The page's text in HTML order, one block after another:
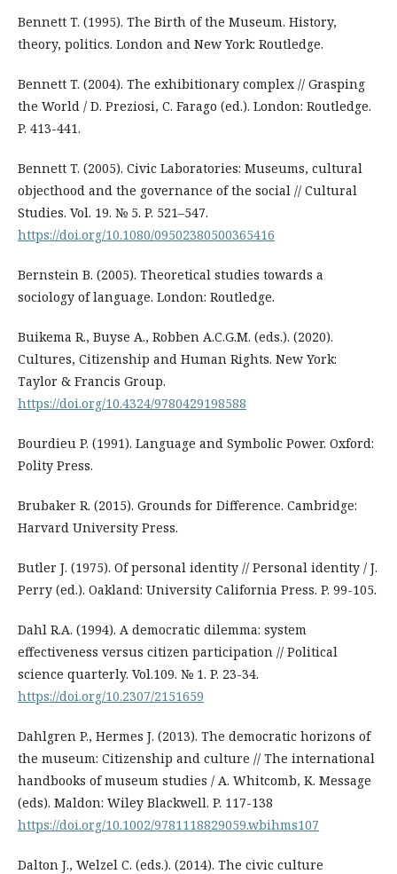
Bennett T. (1995). The Birth of the Museum. History,
theory, politics. London and New York: Routledge.
Bennett T. (2004). The exhibitionary complex // Grasping
the World / D. Preziosi, C. Farago (ed.). London: Routledge.
P. 413-441.
Bennett T. (2005). Civic Laboratories: Museums, cultural
objecthood and the governance of the social // Cultural
Studies. Vol. 19. № 5. P. 521–547.
https://doi.org/10.1080/09502380500365416
Bernstein B. (2005). Theoretical studies towards a
sociology of language. London: Routledge.
Buikema R., Buyse A., Robben A.C.G.M. (eds.). (2020).
Cultures, Citizenship and Human Rights. New York:
Taylor & Francis Group.
https://doi.org/10.4324/9780429198588
Bourdieu P. (1991). Language and Symbolic Power. Oxford:
Polity Press.
Brubaker R. (2015). Grounds for Difference. Cambridge:
Harvard University Press.
Butler J. (1975). Of personal identity // Personal identity / J.
Perry (ed.). Oakland: University California Press. P. 99-105.
Dahl R.A. (1994). A democratic dilemma: system
effectiveness versus citizen participation // Political
science quarterly. Vol.109. № 1. P. 23-34.
https://doi.org/10.2307/2151659
Dahlgren P., Hermes J. (2013). The democratic horizons of
the museum: Citizenship and culture // The international
handbooks of museum studies / A. Whitcomb, K. Message
(eds). Maldon: Wiley Blackwell. P. 117-138
https://doi.org/10.1002/9781118829059.wbihms107
Dalton J., Welzel C. (eds.). (2014). The civic culture